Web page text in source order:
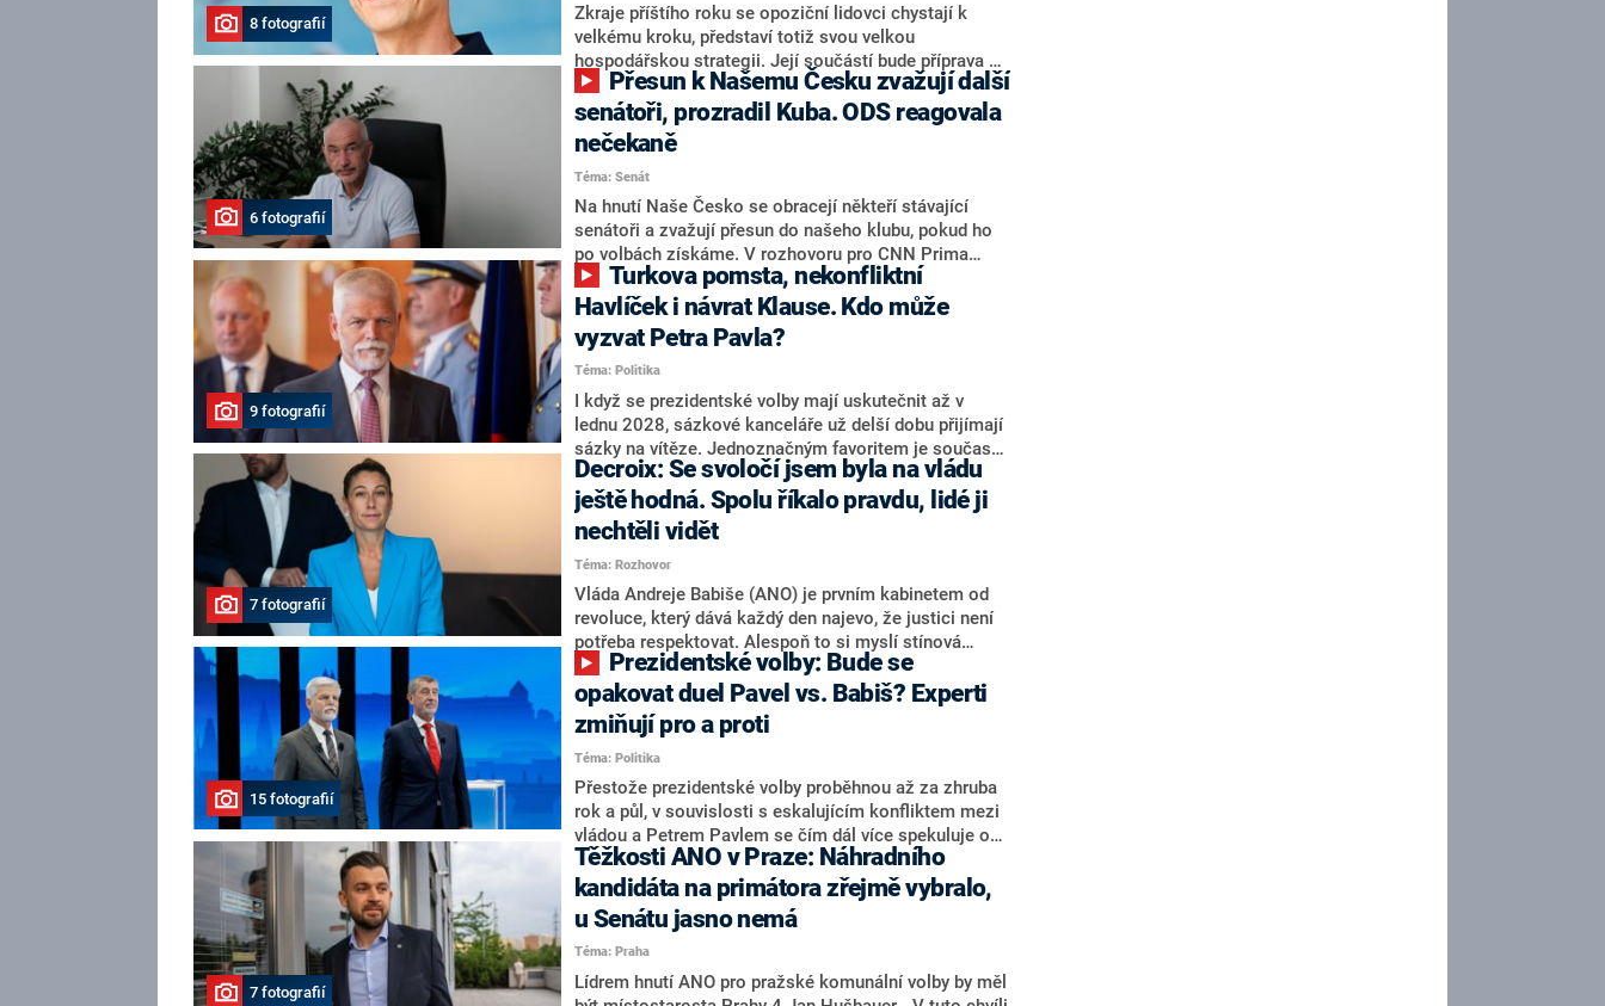
8 fotografií
Zkraje příštího roku se opoziční lidovci chystají k
velkému kroku, představí totiž svou velkou
hospodářskou strategii. Její součástí bude příprava na
stárnutí populace, řekl ve středu na setkání s novináři
nový předseda lidovců Jan Grolich. Ten zároveň v
senátních volbách kandiduje ve Vyškově. Popsal i
aktivitu opozice, o níž vládní strany nebo političtí
komentátoři mluví jako o slabé a v defenzivě. „Je to
úmorná práce upozorňovat na chyby vlády. Ministři s
námi navíc nechodí do debat. Chceme ale ukazovat
svoje témata,“ odpověděl Grolich na dotaz CNN Prima
NEWS.
6 fotografií
senátoři, prozradil Kuba. ODS reagovala
nečekaně
Téma: Senát
Na hnutí Naše Česko se obracejí někteří stávající
senátoři a zvažují přesun do našeho klubu, pokud ho
po volbách získáme. V rozhovoru pro CNN Prima
NEWS to řekl zakladatel hnutí a jihočeský hejtman
Martin Kuba. Konkrétní nebyl, ale získat by takto mohl
například senátora Zdeňka Hrabu, který je dnes
součástí klubu ODS a TOP 09. Hraba to na dotaz
redakce nevyloučil. Předseda klubu senátorů ODS
Zdeněk Nytra redakci řekl, že počítá s odchodem
některých senátorů z klubu a že Naše Česko není
nepřítel, ale soupeř.
9 fotografií
Havlíček i návrat Klause. Kdo může
vyzvat Petra Pavla?
Téma: Politika
I když se prezidentské volby mají uskutečnit až v
lednu 2028, sázkové kanceláře už delší dobu přijímají
sázky na vítěze. Jednoznačným favoritem je současná
hlava státu Petr Pavel. Daleko za ním pak bookmakeři
zmiňují dva výrazné politiky ANO, tedy premiéra
Andreje Babiše a ministra průmyslu Karla Havlíčka.
Oblíbeným tipem samotných sázkařů je poslanec za
Motoristy Filip Turek. Politolog Jan Kubáček nicméně
o případné kandidatuře kohokoliv ze zmíněné trojice
značně pochybuje. Podle něj současná koalice dosud
nemá osobu, která by Pavlovi mohla konkurovat.
7 fotografií
Decroix: Se svoločí jsem byla na vládu
ještě hodná. Spolu říkalo pravdu, lidé ji
nechtěli vidět
Téma: Rozhovor
Vláda Andreje Babiše (ANO) je prvním kabinetem od
revoluce, který dává každý den najevo, že justici není
potřeba respektovat. Alespoň to si myslí stínová
ministryně spravedlnosti ODS Eva Decroix. V
rozhovoru pro CNN Prima NEWS si nebrala servítky
ohledně politického výkonu svého nástupce Jeronýma
Tejce (za ANO) či vládní zmocněnkyně pro lidská
práva Taťány Malé (ANO). Označením „svoloč“ na
adresu vlády prý byla ještě hodná. Decroix se také
vrátila k volební porážce koalice Spolu či promluvila o
hnutí Naše Česko Martina Kuby.
15 fotografií
opakovat duel Pavel vs. Babiš? Experti
zmiňují pro a proti
Téma: Politika
Přestože prezidentské volby proběhnou až za zhruba
rok a půl, v souvislosti s eskalujícím konfliktem mezi
vládou a Petrem Pavlem se čím dál více spekuluje o
tom, koho by do bitvy o Hrad mohla vyslat současná
koalice. Někteří političtí komentátoři znovu vytahují
jméno premiéra Andreje Babiše (ANO). Jak moc je
pravděpodobné, že se v prezidentských volbách 2028
bude znovu opakovat souboj z roku 2023?
7 fotografií
Těžkosti ANO v Praze: Náhradního
kandidáta na primátora zřejmě vybralo,
u Senátu jasno nemá
Téma: Praha
Lídrem hnutí ANO pro pražské komunální volby by měl